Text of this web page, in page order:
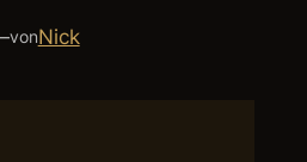
vonNick